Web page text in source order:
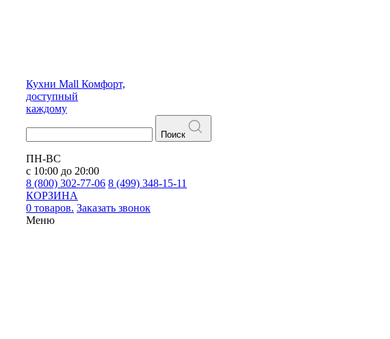
Кухни Mall Комфорт,
доступный
каждому
Поиск
ПН-ВС
с 10:00 до 20:00
8 (800) 302-77-06 8 (499) 348-15-11
КОРЗИНА
0 товаров. Заказать звонок
Меню